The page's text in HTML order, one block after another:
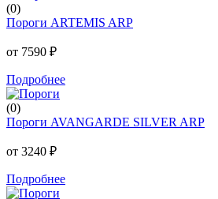
(0)
Пороги ARTEMIS ARP
от 7590 ₽
Подробнее
(0)
Пороги AVANGARDE SILVER ARP
от 3240 ₽
Подробнее